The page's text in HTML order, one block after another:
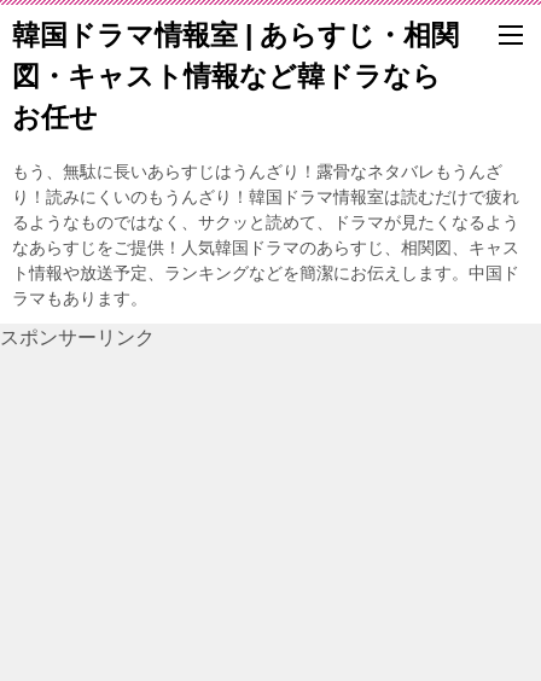
韓国ドラマ情報室 | あらすじ・相関
図・キャスト情報など韓ドラなら
お任せ
もう、無駄に長いあらすじはうんざり！露骨なネタバレもうんざ
り！読みにくいのもうんざり！韓国ドラマ情報室は読むだけで疲れ
るようなものではなく、サクッと読めて、ドラマが見たくなるよう
なあらすじをご提供！人気韓国ドラマのあらすじ、相関図、キャス
ト情報や放送予定、ランキングなどを簡潔にお伝えします。中国ド
ラマもあります。
スポンサーリンク